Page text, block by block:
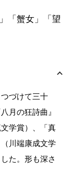
「蟹女」「望
づけて三十
月の狂詩曲』
学賞）、「真
川端康成文学
た。形も深さ